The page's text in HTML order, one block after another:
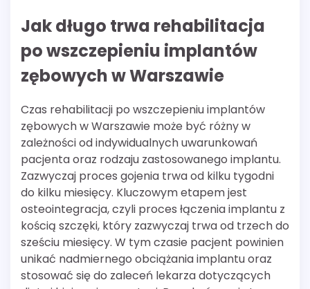
Jak długo trwa rehabilitacja
po wszczepieniu implantów
zębowych w Warszawie
Czas rehabilitacji po wszczepieniu implantów
zębowych w Warszawie może być różny w
zależności od indywidualnych uwarunkowań
pacjenta oraz rodzaju zastosowanego implantu.
Zazwyczaj proces gojenia trwa od kilku tygodni
do kilku miesięcy. Kluczowym etapem jest
osteointegracja, czyli proces łączenia implantu z
kością szczęki, który zazwyczaj trwa od trzech do
sześciu miesięcy. W tym czasie pacjent powinien
unikać nadmiernego obciążania implantu oraz
stosować się do zaleceń lekarza dotyczących